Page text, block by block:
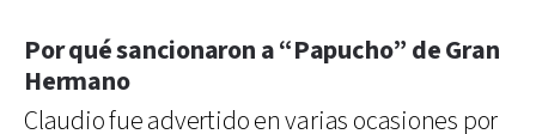
Por qué sancionaron a “Papucho” de Gran
Hermano
Claudio fue advertido en varias ocasiones por